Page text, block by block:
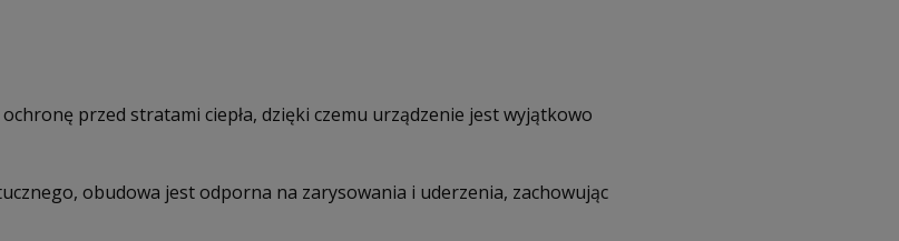
przed stratami ciepła, dzięki czemu urządzenie jest wyjątkowo
obudowa jest odporna na zarysowania i uderzenia, zachowując